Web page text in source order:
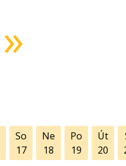
»
So
17
Ne
18
Po
19
Út
20